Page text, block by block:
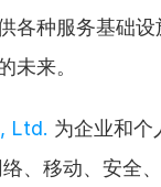
各种服务基础设
未来。
Ltd. 为企业和个
、移动、安全